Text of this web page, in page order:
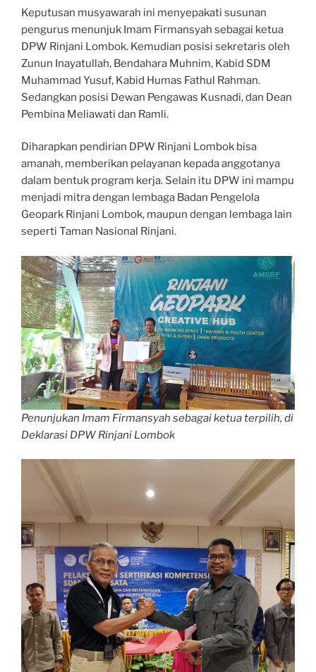
Keputusan musyawarah ini menyepakati susunan
pengurus menunjuk Imam Firmansyah sebagai ketua
DPW Rinjani Lombok. Kemudian posisi sekretaris oleh
Zunun Inayatullah, Bendahara Muhnim, Kabid SDM
Muhammad Yusuf, Kabid Humas Fathul Rahman.
Sedangkan posisi Dewan Pengawas Kusnadi, dan Dean
Pembina Meliawati dan Ramli.
Diharapkan pendirian DPW Rinjani Lombok bisa
amanah, memberikan pelayanan kepada anggotanya
dalam bentuk program kerja. Selain itu DPW ini mampu
menjadi mitra dengan lembaga Badan Pengelola
Geopark Rinjani Lombok, maupun dengan lembaga lain
seperti Taman Nasional Rinjani.
Penunjukan Imam Firmansyah sebagai ketua terpilih, di
Deklarasi DPW Rinjani Lombok